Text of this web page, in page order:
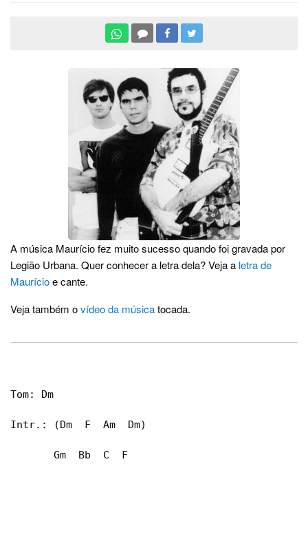
A música Maurício fez muito sucesso quando foi gravada por
Legião Urbana. Quer conhecer a letra dela? Veja a letra de
Maurícioe cante.
Veja também ovídeo da músicatocada.
Tom: Dm
Intr.: (Dm  F  Am  Dm)
       Gm  Bb  C  F